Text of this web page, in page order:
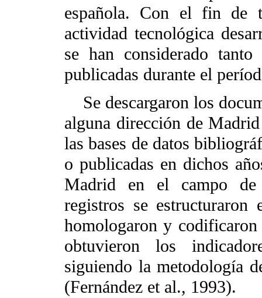
española. Con el fin de
actividad tecnológica
se han considerado
publicadas durante el
Se descargaron los
alguna dirección de
las bases de datos
o publicadas en dichos
Madrid en el campo de
registros se estructuraron
homologaron y
obtuvieron los
siguiendo la metodología
(Fernández et al., 1993).